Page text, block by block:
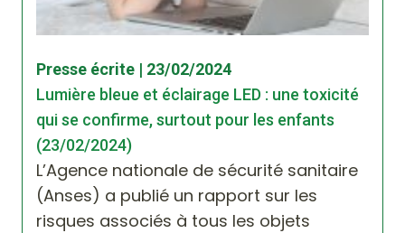
Presse écrite | 23/02/2024
Lumière bleue et éclairage LED : une toxicité
qui se confirme, surtout pour les enfants
(23/02/2024)
L’Agence nationale de sécurité sanitaire
(Anses) a publié un rapport sur les
risques associés à tous les objets